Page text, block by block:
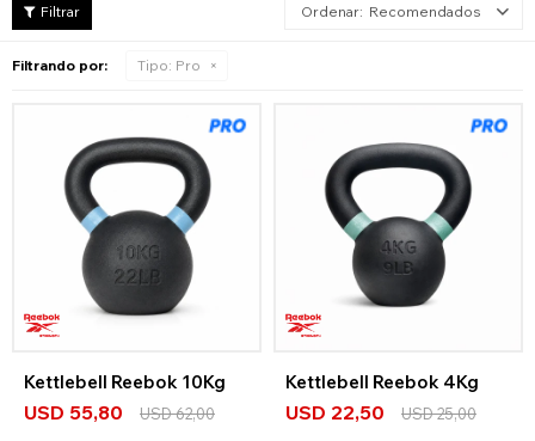
Recomendados
Filtrando por: Tipo: Pro
Kettlebell Reebok 10Kg
USD 55,80 USD62,00
Kettlebell Reebok 4Kg
USD 22,50 USD25,00